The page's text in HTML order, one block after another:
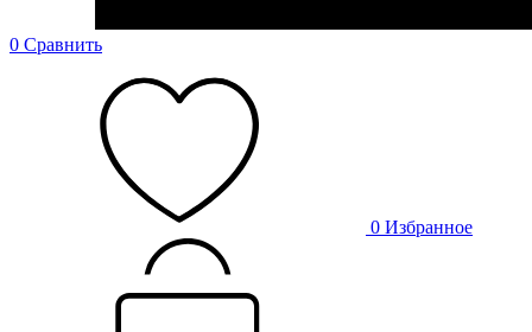
0 Сравнить
0 Избранное